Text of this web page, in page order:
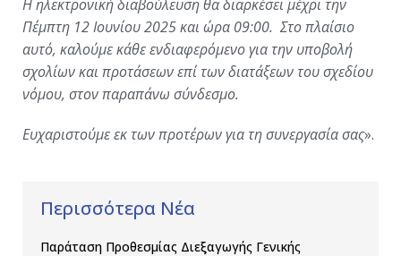
Η ηλεκτρονική διαβούλευση θα διαρκέσει μέχρι την
Πέμπτη 12 Ιουνίου 2025 και ώρα 09:00. Στο πλαίσιο
αυτό, καλούμε κάθε ενδιαφερόμενο για την υποβολή
σχολίων και προτάσεων επί των διατάξεων του σχεδίου
νόμου, στον παραπάνω σύνδεσμο.
Ευχαριστούμε εκ των προτέρων για τη συνεργασία σας».
Περισσότερα Νέα
Παράταση Προθεσμίας Διεξαγωγής Γενικής